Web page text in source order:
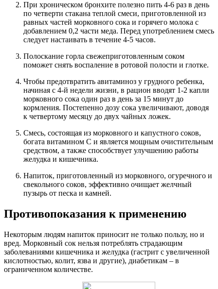
При хроническом бронхите полезно пить 4-6 раз в день
по четверти стакана теплой смеси, приготовленной из
равных частей морковного сока и горячего молока с
добавлением 0,2 части меда. Перед употреблением смесь
следует настаивать в течение 4-5 часов.
Полоскание горла свежеприготовленным соком
поможет снять воспаление в ротовой полости и глотке.
Чтобы предотвратить авитаминоз у грудного ребенка,
начиная с 4-й недели жизни, в рацион вводят 1-2 капли
морковного сока один раз в день за 15 минут до
кормления. Постепенно дозу сока увеличивают, доводя
к четвертому месяцу до двух чайных ложек.
Смесь, состоящая из морковного и капустного соков,
богата витамином С и является мощным очистительным
средством, а также способствует улучшению работы
желудка и кишечника.
Напиток, приготовленный из морковного, огуречного и
свекольного соков, эффективно очищает желчный
пузырь от песка и камней.
Противопоказания к применению
Некоторым людям напиток приносит не только пользу, но и
вред. Морковный сок нельзя потреблять страдающим
заболеваниями кишечника и желудка (гастрит с увеличенной
кислотностью, колит, язва и другие), диабетикам – в
ограниченном количестве.